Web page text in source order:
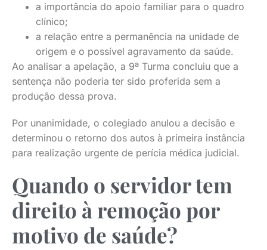
a importância do apoio familiar para o quadro
clínico;
a relação entre a permanência na unidade de
origem e o possível agravamento da saúde.
Ao analisar a apelação, a 9ª Turma concluiu que a
sentença não poderia ter sido proferida sem a
produção dessa prova.
Por unanimidade, o colegiado anulou a decisão e
determinou o retorno dos autos à primeira instância
para realização urgente de perícia médica judicial.
Quando o servidor tem
direito à remoção por
motivo de saúde?